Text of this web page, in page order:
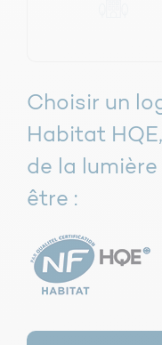
Choisir un
Habitat
de la
être :